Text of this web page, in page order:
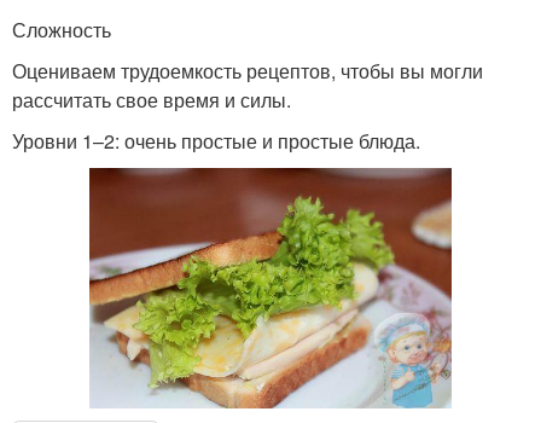
Сложность
Оцениваем трудоемкость рецептов, чтобы вы могли
рассчитать свое время и силы.
Уровни 1–2: очень простые и простые блюда.